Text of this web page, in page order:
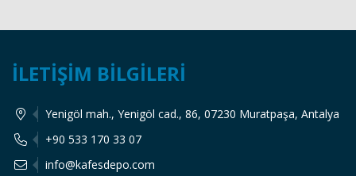
İLETIŞIM BILGILERI
Yenigöl mah., Yenigöl cad., 86, 07230 Muratpaşa, Antalya
+90 533 170 33 07
info@kafesdepo.com